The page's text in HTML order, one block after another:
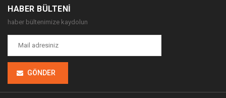
HABER BÜLTENI
haber bültenimize kaydolun
GÖNDER